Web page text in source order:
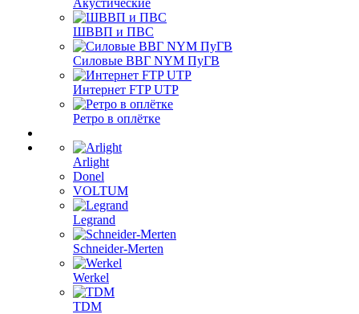
Акустические
ШВВП и ПВС
Силовые ВВГ NYM ПуГВ
Интернет FTP UTP
Ретро в оплётке
Arlight
Donel
VOLTUM
Legrand
Schneider-Merten
Werkel
TDM